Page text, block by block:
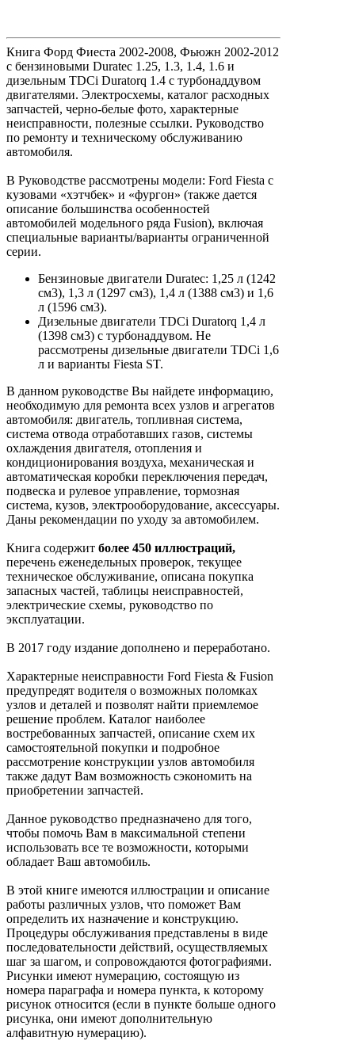
Книга Форд Фиеста 2002-2008, Фьюжн 2002-2012
с бензиновыми Duratec 1.25, 1.3, 1.4, 1.6 и
дизельным TDCi Duratorq 1.4 с турбонаддувом
двигателями. Электросхемы, каталог расходных
запчастей, черно-белые фото, характерные
неисправности, полезные ссылки. Руководство
по ремонту и техническому обслуживанию
автомобиля.
В Руководстве рассмотрены модели: Ford Fiesta с
кузовами «хэтчбек» и «фургон» (также дается
описание большинства особенностей
автомобилей модельного ряда Fusion), включая
специальные варианты/варианты ограниченной
серии.
Бензиновые двигатели Duratec: 1,25 л (1242
см3), 1,3 л (1297 см3), 1,4 л (1388 см3) и 1,6
л (1596 см3).
Дизельные двигатели TDCi Duratorq 1,4 л
(1398 см3) с турбонаддувом. Не
рассмотрены дизельные двигатели TDCi 1,6
л и варианты Fiesta ST.
В данном руководстве Вы найдете информацию,
необходимую для ремонта всех узлов и агрегатов
автомобиля: двигатель, топливная система,
система отвода отработавших газов, системы
охлаждения двигателя, отопления и
кондиционирования воздуха, механическая и
автоматическая коробки переключения передач,
подвеска и рулевое управление, тормозная
система, кузов, электрооборудование, аксессуары.
Даны рекомендации по уходу за автомобилем.
Книга содержит более 450 иллюстраций,
перечень еженедельных проверок, текущее
техническое обслуживание, описана покупка
запасных частей, таблицы неисправностей,
электрические схемы, руководство по
эксплуатации.
В 2017 году издание дополнено и переработано.
Характерные неисправности Ford Fiesta & Fusion
предупредят водителя о возможных поломках
узлов и деталей и позволят найти приемлемое
решение проблем. Каталог наиболее
востребованных запчастей, описание схем их
самостоятельной покупки и подробное
рассмотрение конструкции узлов автомобиля
также дадут Вам возможность сэкономить на
приобретении запчастей.
Данное руководство предназначено для того,
чтобы помочь Вам в максимальной степени
использовать все те возможности, которыми
обладает Ваш автомобиль.
В этой книге имеются иллюстрации и описание
работы различных узлов, что поможет Вам
определить их назначение и конструкцию.
Процедуры обслуживания представлены в виде
последовательности действий, осуществляемых
шаг за шагом, и сопровождаются фотографиями.
Рисунки имеют нумерацию, состоящую из
номера параграфа и номера пункта, к которому
рисунок относится (если в пункте больше одного
рисунка, они имеют дополнительную
алфавитную нумерацию).